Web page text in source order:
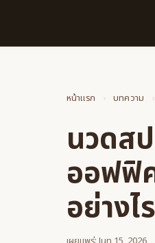
หน้าแรก › บทความ ›
นวดส
ออฟฟิ
อย่างไร